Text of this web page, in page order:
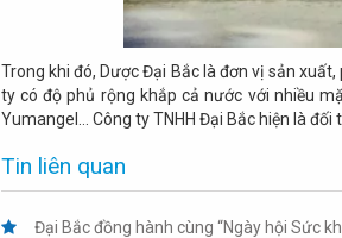
Trong khi đó, Dược Đại Bắc là đơn vị sản
ty có độ phủ rộng khắp cả nước với nhiều
Yumangel… Công ty TNHH Đại Bắc hiện là đối
Tin liên quan
Đại Bắc đồng hành cùng “Ngày hội Sức